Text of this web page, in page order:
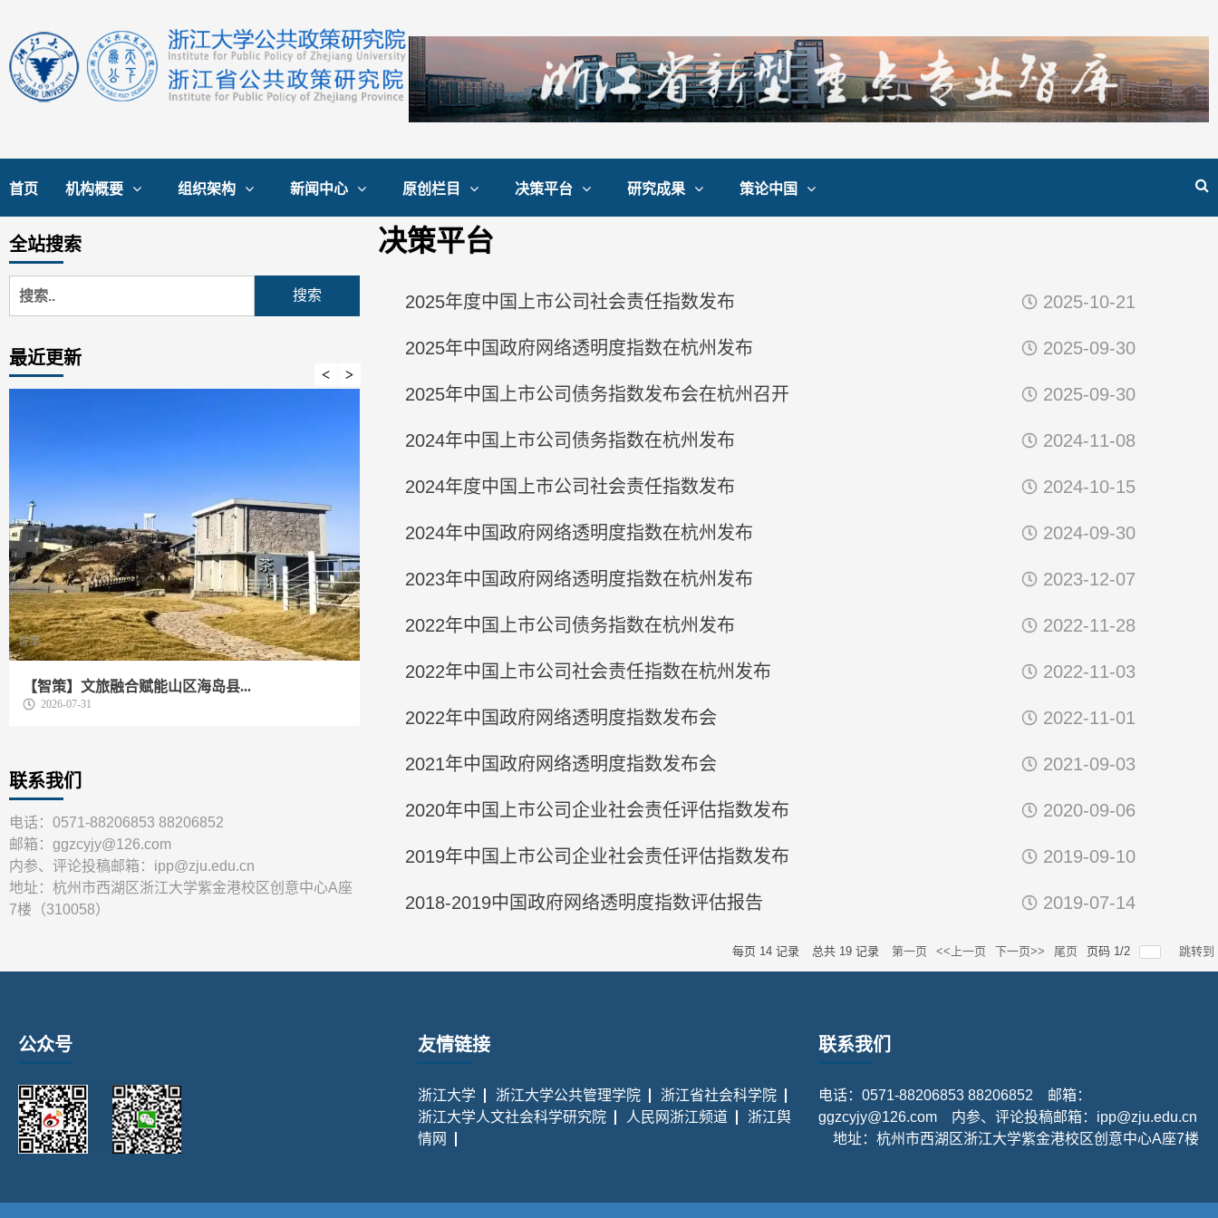
首页 机构概要 组织架构 新闻中心 原创栏目 决策平台 研究成果 策论中国
决策平台
2025年度中国上市公司社会责任指数发布 2025-10-21
2025年中国政府网络透明度指数在杭州发布 2025-09-30
2025年中国上市公司债务指数发布会在杭州召开 2025-09-30
2024年中国上市公司债务指数在杭州发布 2024-11-08
2024年度中国上市公司社会责任指数发布 2024-10-15
2024年中国政府网络透明度指数在杭州发布 2024-09-30
2023年中国政府网络透明度指数在杭州发布 2023-12-07
2022年中国上市公司债务指数在杭州发布 2022-11-28
2022年中国上市公司社会责任指数在杭州发布 2022-11-03
2022年中国政府网络透明度指数发布会 2022-11-01
2021年中国政府网络透明度指数发布会 2021-09-03
2020年中国上市公司企业社会责任评估指数发布 2020-09-06
2019年中国上市公司企业社会责任评估指数发布 2019-09-10
2018-2019中国政府网络透明度指数评估报告 2019-07-14
每页 14 记录 总共 19 记录 第一页 <<上一页 下一页>> 尾页 页码 1 /2 跳转到
全站搜索
最近更新
智策
【智策】文旅融合赋能山区海岛县...
2026-07-31
联系我们
电话：0571-88206853 88206852
邮箱：ggzcyjy@126.com
内参、评论投稿邮箱：ipp@zju.edu.cn
地址：杭州市西湖区浙江大学紫金港校区创意中心A座
7楼（310058）
公众号 友情链接
浙江大学 浙江大学公共管理学院
浙江省社会科学院
浙江大学人文社会科学研究院
人民网浙江频道
浙江舆
情网
联系我们
电话：0571-88206853 88206852 邮箱：
ggzcyjy@126.com 内参、评论投稿邮箱：ipp@zju.edu.cn
地址：杭州市西湖区浙江大学紫金港校区创意中心A座7楼